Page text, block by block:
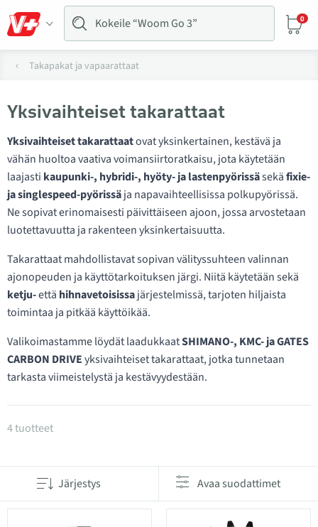
0
Takapakat ja vapaarattaat
Yksivaihteiset takarattaat
Yksivaihteiset takarattaatovat yksinkertainen, kestävä ja
vähän huoltoa vaativa voimansiirtoratkaisu, jota käytetään
laajasti kaupunki-, hybridi-, hyöty- ja lastenpyörissäsekäfixie-
ja singlespeed-pyörissäja napavaihteellisissa polkupyörissä.
Ne sopivat erinomaisesti päivittäiseen ajoon, jossa arvostetaan
luotettavuutta ja rakenteen yksinkertaisuutta.
Takarattaat mahdollistavat sopivan välityssuhteen valinnan
ajonopeuden ja käyttötarkoituksen järgi. Niitä käytetään sekä
ketju-että hihnavetoisissajärjestelmissä, tarjoten hiljaista
toimintaa ja pitkää käyttöikää.
Valikoimastamme löydät laadukkaatSHIMANO-, KMC- ja GATES
CARBON DRIVEyksivaihteiset takarattaat, jotka tunnetaan
tarkasta viimeistelystä ja kestävyydestään.
Tuotteet kategoriassa 1-vaihteiset hammasrattat
4 tuotteet
Järjestys Avaa suodattimet